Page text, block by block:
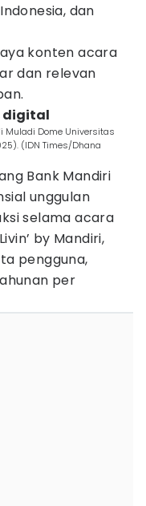
dan
konten acara
dan relevan
digital
Muladi Dome Universitas
(IDN Times/Dhana
Bank Mandiri
unggulan
selama acara
by Mandiri,
pengguna,
per